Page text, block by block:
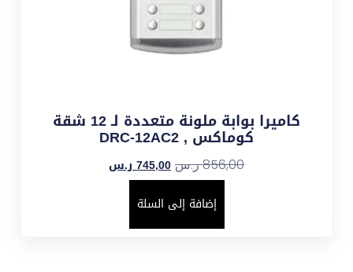
كاميرا بوابة ملونة متعددة لـ 12 شقة
كوماكس , DRC-12AC2
856,00ر.س 745,00 ر.س
إضافة إلى السلة